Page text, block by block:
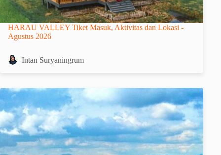
HARAU VALLEY Tiket Masuk, Aktivitas dan Lokasi -
Agustus 2026
Intan Suryaningrum